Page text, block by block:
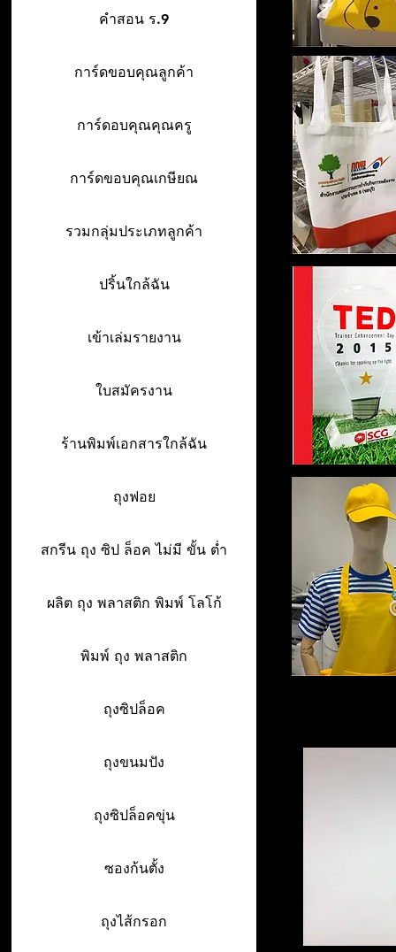
คำสอน ร.9
การ์ดขอบคุณลูกค้า
การ์ดอบคุณคุณครู
การ์ดขอบคุณเกษียณ
รวมกลุ่มประเภทลูกค้า
ปริ้นใกล้ฉัน
เข้าเล่มรายงาน
ใบสมัครงาน
ร้านพิมพ์เอกสารใกล้ฉัน
ถุงฟอย
สกรีน ถุง ซิป ล็อค ไม่มี ขั้น ต่ำ
ผลิต ถุง พลาสติก พิมพ์ โลโก้
พิมพ์ ถุง พลาสติก
ถุงซิปล็อค
ถุงขนมปัง
ถุงซิปล็อคขุ่น
ซองก้นตั้ง
ถุงไส้กรอก